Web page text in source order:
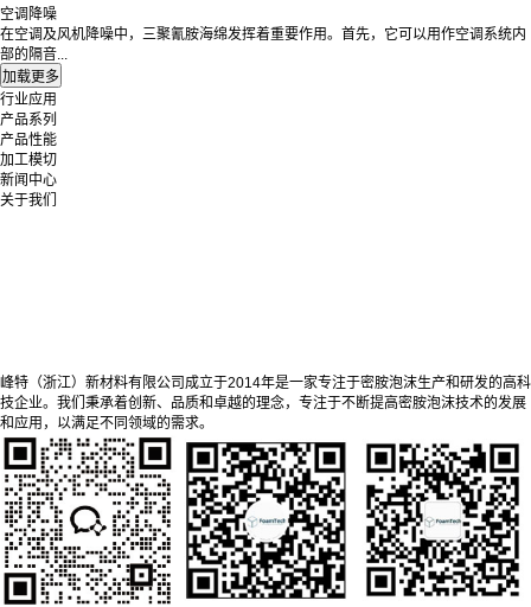
空调降噪
在空调及风机降噪中，三聚氰胺海绵发挥着重要作用。首先，它可以用作空调系统内
部的隔音...
行业应用
产品系列
产品性能
加工模切
新闻中心
关于我们
峰特（浙江）新材料有限公司成立于2014年是一家专注于密胺泡沫生产和研发的高科
技企业。我们秉承着创新、品质和卓越的理念，专注于不断提高密胺泡沫技术的发展
和应用，以满足不同领域的需求。